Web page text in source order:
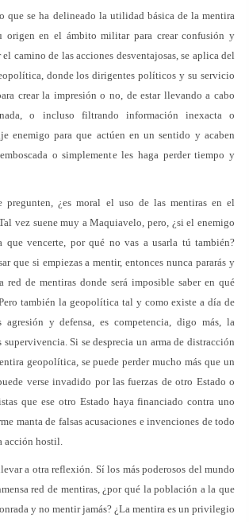
que se ha delineado la utilidad básica de la mentira
origen en el ámbito militar para crear confusión y
camino de las acciones desventajosas, se aplica del
donde los dirigentes políticos y su servicio
crear la impresión o no, de estar llevando a cabo
o incluso filtrando información inexacta o
enemigo para que actúen en un sentido y acaben
o simplemente les haga perder tiempo y
pregunten, ¿es moral el uso de las mentiras en el
vez suene muy a Maquiavelo, pero, ¿si el enemigo
que vencerte, por qué no vas a usarla tú también?
que si empiezas a mentir, entonces nunca pararás y
red de mentiras donde será imposible saber en qué
también la geopolítica tal y como existe a día de
y defensa, es competencia, digo más, la
Si se desprecia un arma de distracción
geopolítica, se puede perder mucho más que un
verse invadido por las fuerzas de otro Estado o
que ese otro Estado haya financiado contra uno
manta de falsas acusaciones e invenciones de todo
acción hostil.
a otra reflexión. Sí los más poderosos del mundo
red de mentiras, ¿por qué la población a la que
y no mentir jamás? ¿La mentira es un privilegio